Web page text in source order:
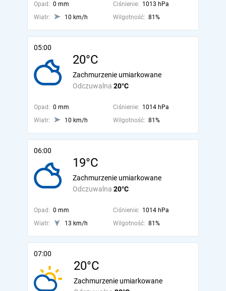
Opad: 0 mm Ciśnienie: 1013 hPa
Wiatr:
10 km/h Wilgotność: 81%
05:00
20°C
Odczuwalna 20°C
Zachmurzenie umiarkowane
Opad: 0 mm Ciśnienie: 1014 hPa
Wiatr:
10 km/h Wilgotność: 81%
06:00
19°C
Odczuwalna 20°C
Zachmurzenie umiarkowane
Opad: 0 mm Ciśnienie: 1014 hPa
Wiatr:
13 km/h Wilgotność: 81%
07:00
20°C
Zachmurzenie umiarkowane